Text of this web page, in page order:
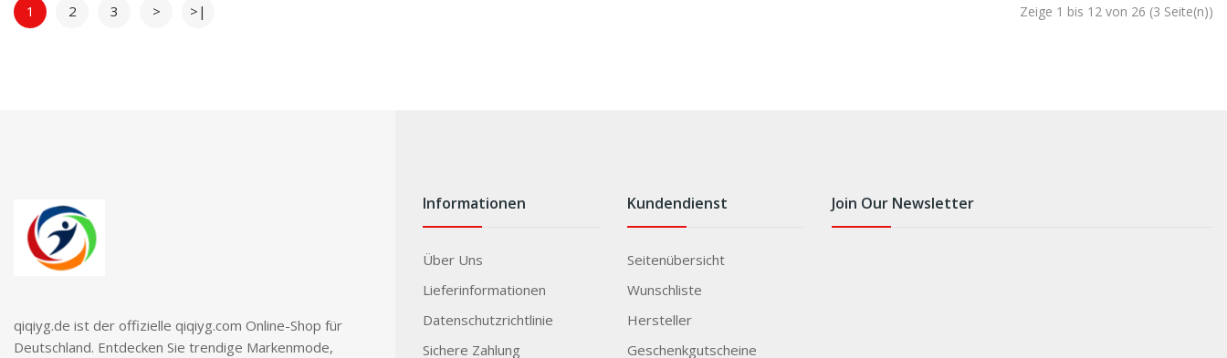
1 2 3 > >| Zeige 1 bis 12 von 26 (3 Seite(n))
qiqiyg.de ist der offizielle qiqiyg.com Online-Shop für
Deutschland. Entdecken Sie trendige Markenmode,
Informationen
Über Uns
Lieferinformationen
Datenschutzrichtlinie
Sichere Zahlung
Kundendienst
Seitenübersicht
Wunschliste
Hersteller
Geschenkgutscheine
Join Our Newsletter